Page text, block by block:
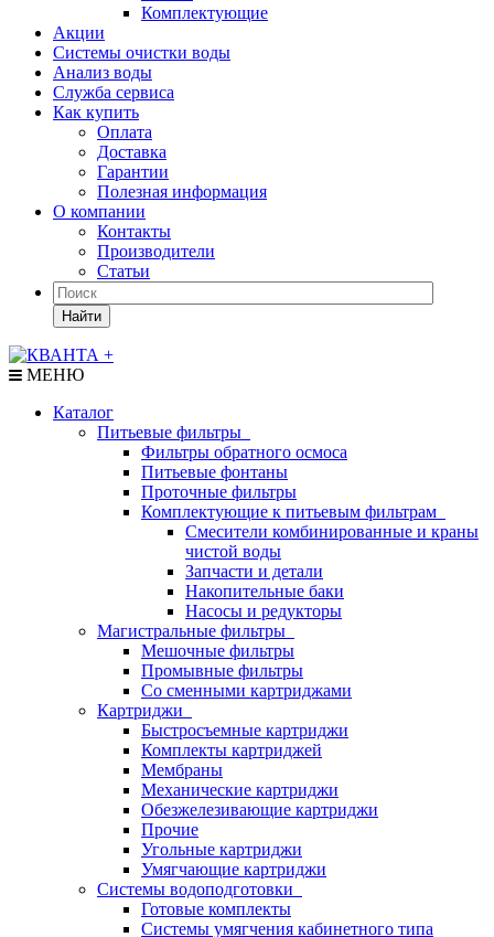
Комплектующие
Акции
Системы очистки воды
Анализ воды
Служба сервиса
Как купить
Оплата
Доставка
Гарантии
Полезная информация
О компании
Контакты
Производители
Статьи
Найти
МЕНЮ
Каталог
Питьевые фильтры
Фильтры обратного осмоса
Питьевые фонтаны
Проточные фильтры
Комплектующие к питьевым фильтрам
Смесители комбинированные и краны
чистой воды
Запчасти и детали
Накопительные баки
Насосы и редукторы
Магистральные фильтры
Мешочные фильтры
Промывные фильтры
Со сменными картриджами
Картриджи
Быстросъемные картриджи
Комплекты картриджей
Мембраны
Механические картриджи
Обезжелезивающие картриджи
Прочие
Угольные картриджи
Умягчающие картриджи
Системы водоподготовки
Готовые комплекты
Системы умягчения кабинетного типа